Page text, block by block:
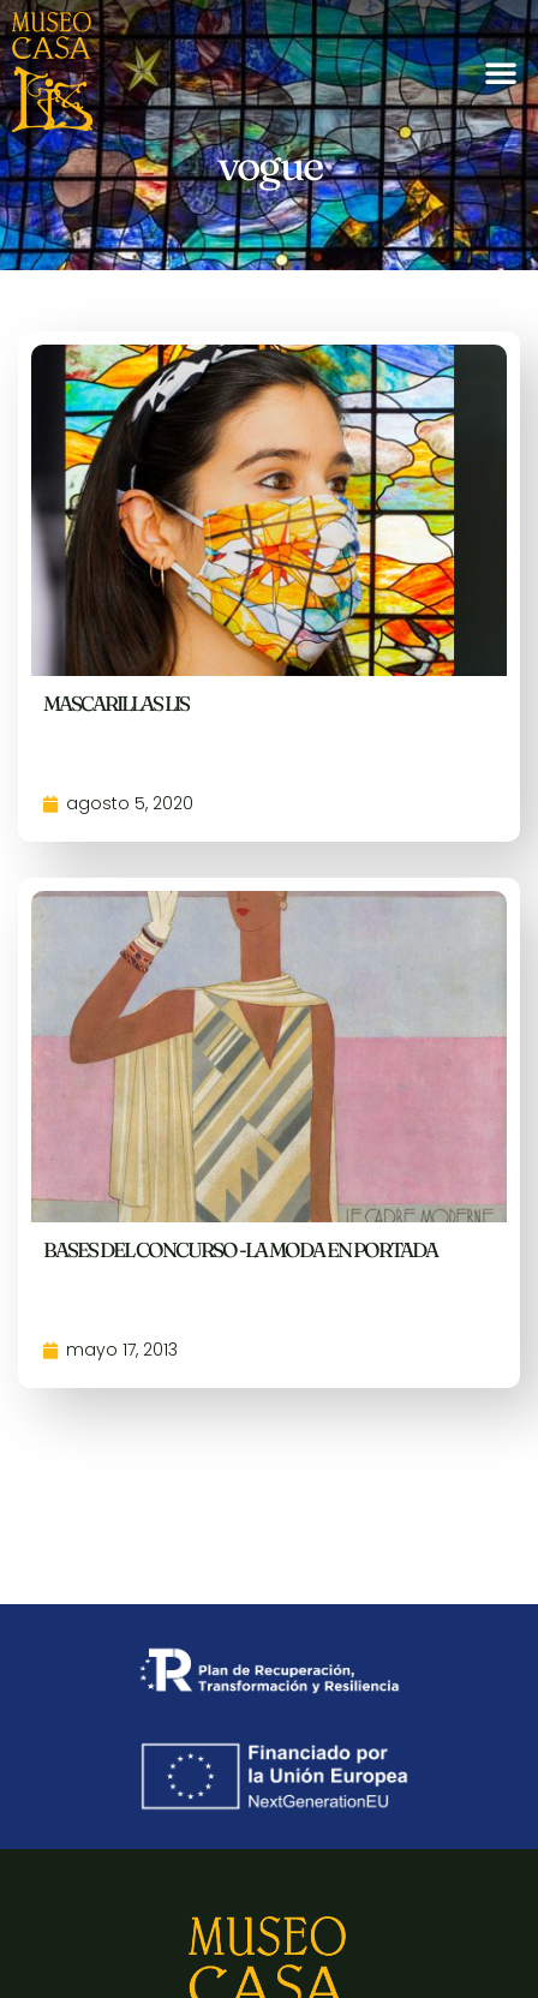
vogue
MASCARILLAS LIS
agosto 5, 2020
BASES DEL CONCURSO -LA MODA EN PORTADA
mayo 17, 2013